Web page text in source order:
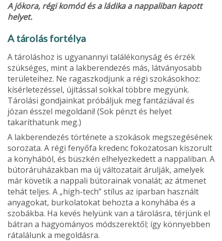
A jókora, régi komód és a ládika a nappaliban kapott
helyet.
A tárolás fortélya
A tároláshoz is ugyanannyi találékonyság és érzék
szükséges, mint a lakberendezés más, látványosabb
területeihez. Ne ra­gaszkodjunk a régi szokásokhoz:
kísérlete­zéssel, újítással sokkal többre megyünk.
Tárolási gondjainkat próbáljuk meg fantá­ziával és
józan ésszel megoldani! (Sok pénzt és helyet
takaríthatunk meg.)
A lakberendezés története a szokások megszegésének
sorozata. A régi fenyőfa kredenc fokozatosan kiszorult
a konyhá­ból, és büszkén elhelyezkedett a nappali­ban. A
bútoráruházakban ma új változatait árulják, amelyek
már követik a nappali bú­torainak vonalát; az átmenet
tehát teljes. A „high-tech” stílus az iparban használt
anyagokat, burkolatokat behozta a kony­hába és a
szobákba. Ha kevés helyünk van a tárolásra, térjünk el
bátran a hagyomá­nyos módszerektől; így könnyebben
ráta­lálunk a megoldásra.